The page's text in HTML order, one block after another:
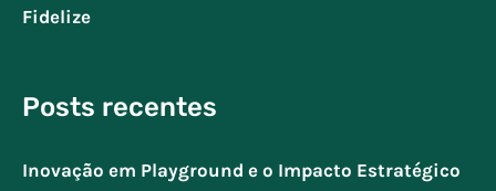
Fidelize
Posts recentes
Inovação em Playground e o Impacto Estratégico